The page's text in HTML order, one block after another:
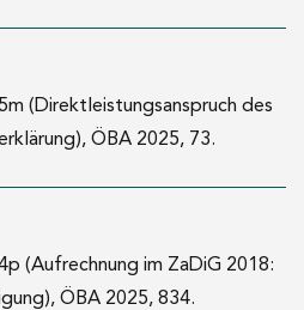
Bankiers für Arbeiten im
Seist Csoklich
(Direktleistungsanspruch des
ÖBA 2025, 73.
(Aufrechnung im ZaDiG 2018:
ÖBA 2025, 834.